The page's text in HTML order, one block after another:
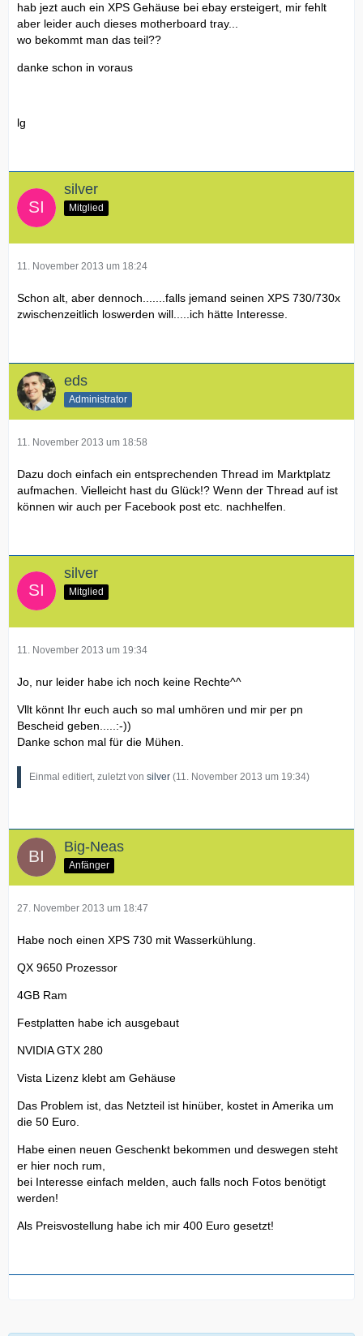
hab jezt auch ein XPS Gehäuse bei ebay ersteigert, mir fehlt
aber leider auch dieses motherboard tray...
wo bekommt man das teil??
danke schon in voraus
lg
silver
Mitglied
11. November 2013 um 18:24
Schon alt, aber dennoch.......falls jemand seinen XPS 730/730x
zwischenzeitlich loswerden will.....ich hätte Interesse.
eds
Administrator
11. November 2013 um 18:58
Dazu doch einfach ein entsprechenden Thread im Marktplatz
aufmachen. Vielleicht hast du Glück!? Wenn der Thread auf ist
können wir auch per Facebook post etc. nachhelfen.
silver
Mitglied
11. November 2013 um 19:34
Jo, nur leider habe ich noch keine Rechte^^
Vllt könnt Ihr euch auch so mal umhören und mir per pn
Bescheid geben.....:-))
Danke schon mal für die Mühen.
Einmal editiert, zuletzt von silver (11. November 2013 um 19:34)
Big-Neas
Anfänger
27. November 2013 um 18:47
Habe noch einen XPS 730 mit Wasserkühlung.
QX 9650 Prozessor
4GB Ram
Festplatten habe ich ausgebaut
NVIDIA GTX 280
Vista Lizenz klebt am Gehäuse
Das Problem ist, das Netzteil ist hinüber, kostet in Amerika um
die 50 Euro.
Habe einen neuen Geschenkt bekommen und deswegen steht
er hier noch rum,
bei Interesse einfach melden, auch falls noch Fotos benötigt
werden!
Als Preisvostellung habe ich mir 400 Euro gesetzt!